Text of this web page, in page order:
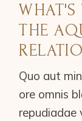
WHAT'S
THE
Quo aut
ore omnis
repudiadae